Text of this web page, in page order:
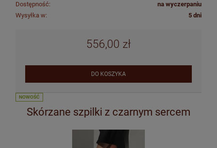
Dostępność:
na wyczerpaniu
Wysyłka w:
5 dni
556,00 zł
DO KOSZYKA
Skórzane szpilki z czarnym sercem
NOWOŚĆ